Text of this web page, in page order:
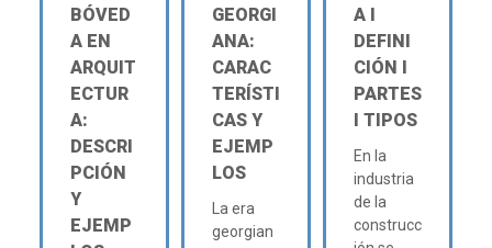
BÓVED
A EN
ARQUIT
ECTUR
A:
DESCRI
PCIÓN
Y
EJEMP
GEORGI
ANA:
CARAC
TERÍSTI
CAS Y
EJEMP
LOS
La era
georgian
A Ι
DEFINI
CIÓN Ι
PARTES
Ι TIPOS
En la
industria
de la
construcc